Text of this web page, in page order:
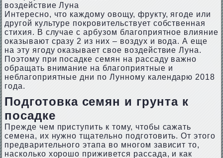
воздействие Луна
Интересно, что каждому овощу, фрукту, ягоде или
другой культуре покровительствует собственная
стихия. В случае с арбузом благоприятное влияние
оказывают сразу 2 из них – воздух и вода. А еще
на эту ягоду оказывает свое воздействие Луна.
Поэтому при посадке семян на рассаду важно
обращать внимание на благоприятные и
неблагоприятные дни по Лунному календарю 2018
года.
Подготовка семян и грунта к
посадке
Прежде чем приступить к тому, чтобы сажать
семена, их нужно тщательно подготовить. От этого
предварительного этапа во многом зависит то,
насколько хорошо приживется рассада, и как